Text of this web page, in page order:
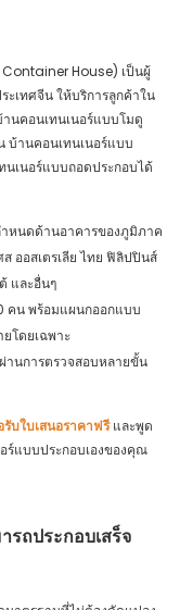
Container House) เป็นผู้
ะเทศจีน ให้บริการลูกค้าใน
นคอนเทนเนอร์แบบโมดู
บ้านคอนเทนเนอร์แบบ
เนอร์แบบถอดประกอบได้
หนดด้านอาคารของภูมิภาค
ส ออสเตรเลีย ไทย ฟิลิปปินส์
และอื่นๆ
คน พร้อมแผนกออกแบบ
โดยเฉพาะ
านการตรวจสอบหลายขั้น
รับใบเสนอราคาฟรีและพูด
ร์แบบประกอบเองของคุณ
รถประกอบเสร็จ